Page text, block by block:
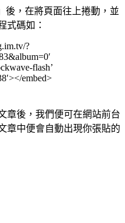
，在將頁面往上捲動，並
式碼如：
?
flash’
embed>
章後，我們便可在網站前台
章中便會自動出現你張貼的